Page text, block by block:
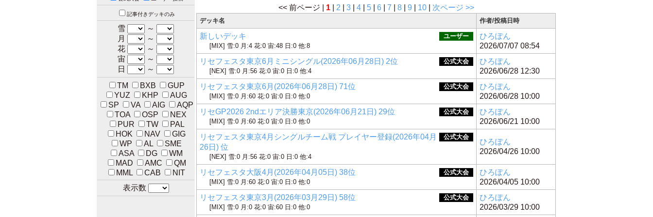
記事付きデッキのみ
雪
～
月
～
花
～
宙
～
日
～
TM
BXB
GUP
YUZ
KHP
AUG
SP
VA AIG
AQP
TOA
OSP
NEX
PUR
TW
PAL
HOK
NAV
GIG
WP
AL
SME
ASA
DG
WM
MAD
AMC
QM
MML
CAB
NIT
表示数
<< 前ページ | 1| 2 3| 4| 5| 6| 7 8| 9 10| 次ページ >>
デッキ名 作者/投稿日時
ユーザー
新しいデッキ
[MIX] 雪:0 月:4 花:0 宙:48 日:0 他:8
ひろぽん
2026/07/07 08:54
公式大会
リセフェスタ東京6月ミニシングル(2026年06月28日) 2位
[NEX] 雪:0 月:56 花:0 宙:0 日:0 他:4
ひろぽん
2026/06/28 12:30
公式大会
リセフェスタ東京6月(2026年06月28日) 71位
[MIX] 雪:0 月:60 花:0 宙:0 日:0 他:0
ひろぽん
2026/06/28 10:00
公式大会
リセGP2026 2ndエリア決勝東京(2026年06月21日) 29位
[MIX] 雪:0 月:60 花:0 宙:0 日:0 他:0
ひろぽん
2026/06/21 10:00
公式大会
リセフェスタ東京4月シングルチーム戦 プレイヤー登録(2026年04月
26日) 位
[NEX] 雪:0 月:56 花:0 宙:0 日:0 他:4
ひろぽん
2026/04/26 10:00
公式大会
リセフェスタ大阪4月(2026年04月05日) 38位
[MIX] 雪:0 月:60 花:0 宙:0 日:0 他:0
ひろぽん
2026/04/05 10:00
公式大会
リセフェスタ東京3月(2026年03月29日) 58位
[MIX] 雪:0 月:0 花:0 宙:60 日:0 他:0
ひろぽん
2026/03/29 10:00